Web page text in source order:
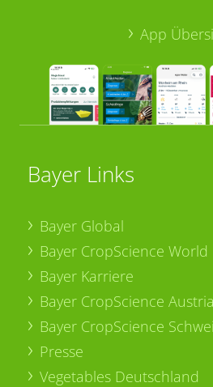
App
Bayer Links
Bayer Global
Bayer CropScience World
Bayer Karriere
Bayer CropScience Austria
Bayer CropScience
Presse
Vegetables Deutschland